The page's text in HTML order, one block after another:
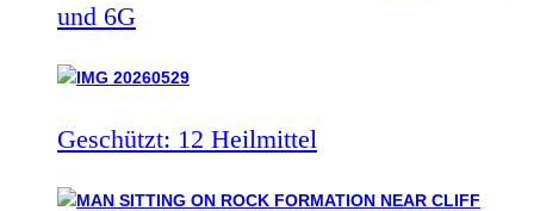
und 6G
Geschützt: 12 Heilmittel